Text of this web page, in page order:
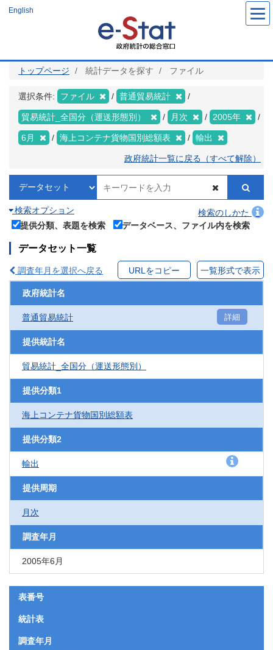
ツ
English
トップページ 統計データを探す ファイル
選択条件: ファイル 普通貿易統計
貿易統計_全国分（運送形態別） 月次 2005年
6月 海上コンテナ貨物国別総額表 輸出
政府統計一覧に戻る（すべて解除）
検索オプション
検索のしかた
提供分類、表題を検索
データベース、ファイル内を検索
データセット一覧
調査年月を選択へ戻る URLをコピー 一覧形式で表示
政府統計名
普通貿易統計 詳細
提供統計名
貿易統計_全国分（運送形態別）
提供分類1
海上コンテナ貨物国別総額表
提供分類2
輸出
提供周期
月次
調査年月
2005年6月
表番号
統計表
調査年月